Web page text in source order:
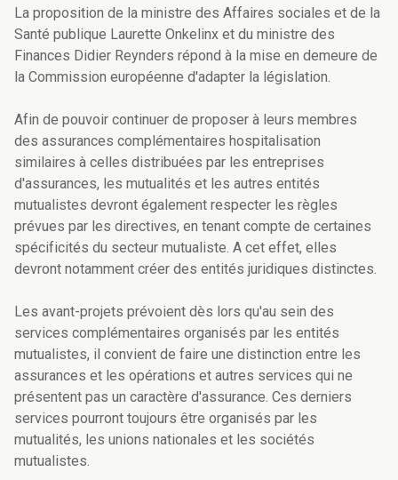
La proposition de la ministre des Affaires sociales et de la
Santé publique Laurette Onkelinx et du ministre des
Finances Didier Reynders répond à la mise en demeure de
la Commission européenne d'adapter la législation.
Afin de pouvoir continuer de proposer à leurs membres
des assurances complémentaires hospitalisation
similaires à celles distribuées par les entreprises
d'assurances, les mutualités et les autres entités
mutualistes devront également respecter les règles
prévues par les directives, en tenant compte de certaines
spécificités du secteur mutualiste. A cet effet, elles
devront notamment créer des entités juridiques distinctes.
Les avant-projets prévoient dès lors qu'au sein des
services complémentaires organisés par les entités
mutualistes, il convient de faire une distinction entre les
assurances et les opérations et autres services qui ne
présentent pas un caractère d'assurance. Ces derniers
services pourront toujours être organisés par les
mutualités, les unions nationales et les sociétés
mutualistes.